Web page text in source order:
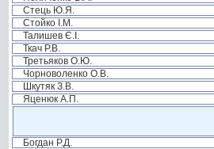
Стець Ю.Я.
Стойко І.М.
Талишев Є.І.
Ткач Р.В.
Третьяков О.Ю.
Чорноволенко О.В.
Шкутяк З.В.
Яценюк А.П.
Богдан Р.Д.